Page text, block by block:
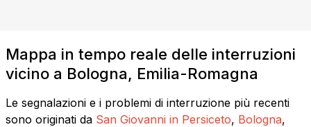
Mappa in tempo reale delle interruzioni
vicino a Bologna, Emilia-Romagna
Le segnalazioni e i problemi di interruzione più recenti
sono originati da San Giovanni in Persiceto, Bologna,